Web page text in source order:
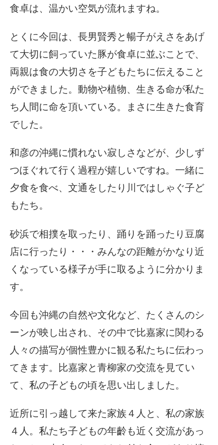
食卓は、温かい空気が流れますね。
とくに今回は、長男賢秀と暢子がえさをあげ
て大切に飼っていた豚が食卓に並ぶことで、
両親は食の大切さを子どもたちに伝えること
ができました。動物や植物、生きる命が私た
ち人間に命を頂いている。まさに生きた食育
でした。
和彦の沖縄に慣れない寂しさなどが、少しず
つほぐれて行く過程が嬉しいですね。一緒に
夕食を食べ、文通をしたり川ではしゃぐ子ど
もたち。
砂浜で相撲を取ったり、踊りを踊ったり豆腐
店に行ったり・・・みんなの距離がかなり近
くなっている様子が手に取るように分かりま
す。
今回も沖縄の自然や文化など、たくさんのシ
ーンが映し出され、その中で比嘉家に関わる
人々の描写が個性豊かに観る私たちに伝わっ
てきます。比嘉家と青柳家の交流を見てい
て、私の子どもの頃を思い出しました。
近所に引っ越して来た家族４人と、私の家族
４人。私たち子どもの年齡も近く交流があっ